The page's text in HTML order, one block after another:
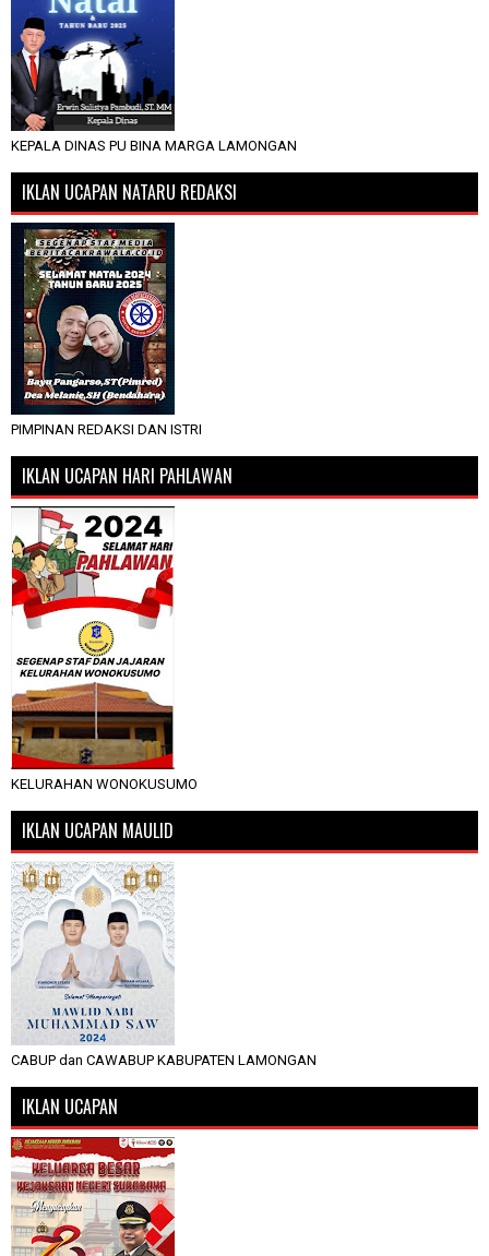
KEPALA DINAS PU BINA MARGA LAMONGAN
IKLAN UCAPAN NATARU REDAKSI
PIMPINAN REDAKSI DAN ISTRI
IKLAN UCAPAN HARI PAHLAWAN
KELURAHAN WONOKUSUMO
IKLAN UCAPAN MAULID
CABUP dan CAWABUP KABUPATEN LAMONGAN
IKLAN UCAPAN